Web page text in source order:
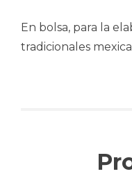
En bolsa, para la
tradicionales